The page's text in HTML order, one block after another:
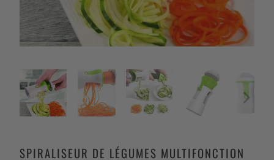
SPIRALISEUR DE LÉGUMES MULTIFONCTION